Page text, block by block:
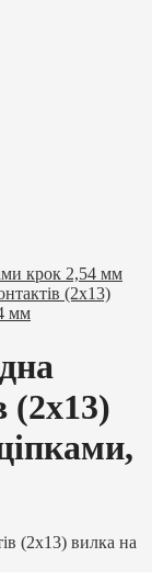
крок 2,54 мм
(2х13)
мм
(2х13)
(2х13) вилка на